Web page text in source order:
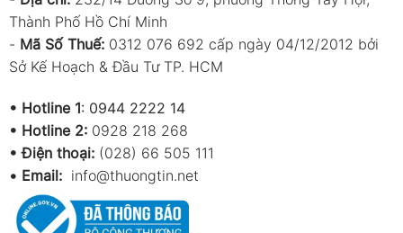
Thành Phố Hồ Chí Minh
- Mã Số Thuế: 0312 076 692 cấp ngày 04/12/2012 bởi
Sở Kế Hoạch & Đầu Tư TP. HCM
• Hotline 1: 0944 2222 14
• Hotline 2: 0928 218 268
• Điện thoại: (028) 66 505 111
• Email: info@thuongtin.net